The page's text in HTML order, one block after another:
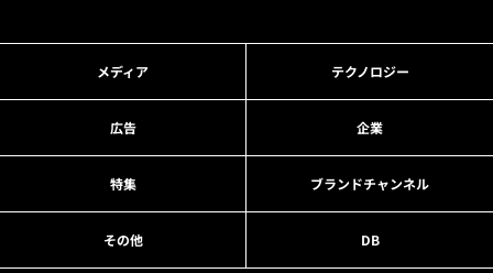
メディア テクノロジー
広告 企業
特集 ブランドチャンネル
その他 DB